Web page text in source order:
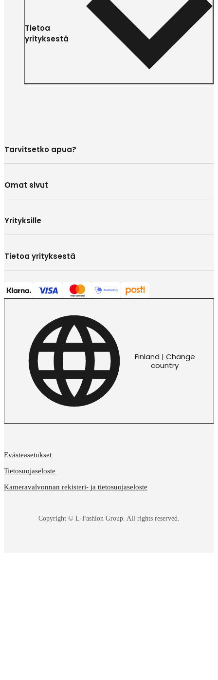
Tietoa
yrityksestä
Tarvitsetko apua?
Omat sivut
Yrityksille
Tietoa yrityksestä
Finland | Change
country
Copyright © L-Fashion Group. All rights reserved.
Evästeasetukset
Tietosuojaseloste
Kameravalvonnan rekisteri- ja tietosuojaseloste